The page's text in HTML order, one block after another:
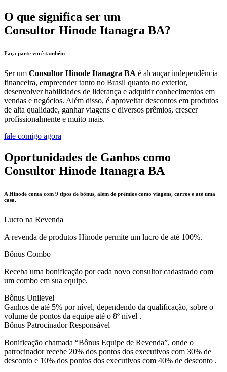
O que significa ser um
Consultor Hinode Itanagra BA?
Faça parte você também
Ser um Consultor Hinode Itanagra BA é alcançar independência
financeira, empreender tanto no Brasil quanto no exterior,
desenvolver habilidades de liderança e adquirir conhecimentos em
vendas e negócios. Além disso, é aproveitar descontos em produtos
de alta qualidade, ganhar viagens e diversos prêmios, crescer
profissionalmente e muito mais.
fale comigo agora
Oportunidades de Ganhos como
Consultor Hinode Itanagra BA
A Hinode conta com 9 tipos de bônus, além de prêmios como viagens, carros e até uma
casa.
Lucro na Revenda
A revenda de produtos Hinode permite um lucro de até 100%.
Bônus Combo
Receba uma bonificação por cada novo consultor cadastrado com
um combo em sua equipe.
Bônus Unilevel
Ganhos de até 5% por nível, dependendo da qualificação, sobre o
volume de pontos da equipe até o 8º nível .
Bônus Patrocinador Responsável
Bonificação chamada “Bônus Equipe de Revenda”, onde o
patrocinador recebe 20% dos pontos dos executivos com 30% de
desconto e 10% dos pontos dos executivos com 40% de desconto .